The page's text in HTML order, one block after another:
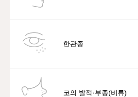
한관종
코의 발적·부종(비류)